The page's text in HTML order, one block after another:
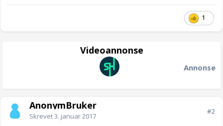
1
Videoannonse
Annonse
AnonymBruker
Skrevet3. januar 2017
#2